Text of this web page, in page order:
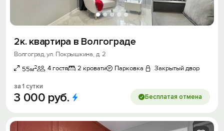
2к. квартира в Волгограде
Волгоград, ул. Покрышкина, д. 2
55м2 4 гостя 2 кровати Парковка Закрытый двор
за 1 сутки
3 000 руб. Бесплатая отмена